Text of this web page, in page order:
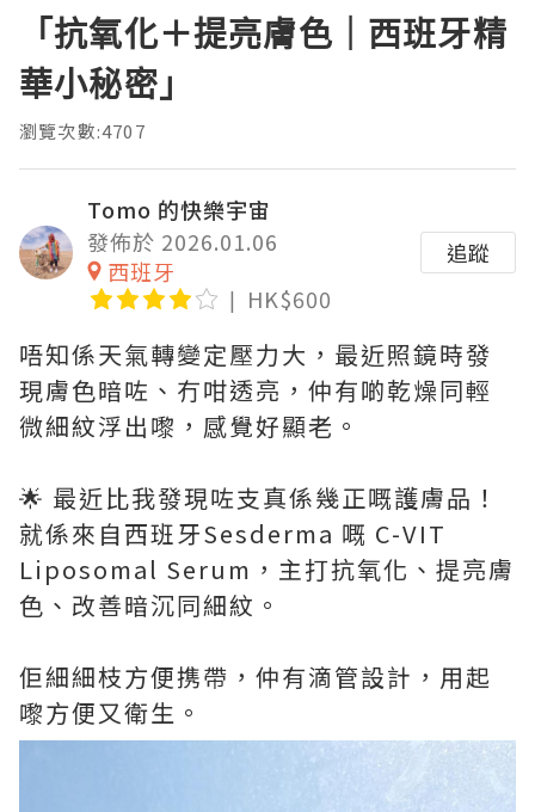
「抗氧化＋提亮膚色｜西班牙精
華小秘密」
瀏覽次數:4707
Tomo 的快樂宇宙
發佈於 2026.01.06
西班牙
HK$600
追蹤
唔知係天氣轉變定壓力大，最近照鏡時發
現膚色暗咗、冇咁透亮，仲有啲乾燥同輕
微細紋浮出嚟，感覺好顯老。
🌟 最近比我發現咗支真係幾正嘅護膚品！
就係來自西班牙Sesderma 嘅 C-VIT
Liposomal Serum，主打抗氧化、提亮膚
色、改善暗沉同細紋。
佢細細枝方便携帶，仲有滴管設計，用起
嚟方便又衛生。